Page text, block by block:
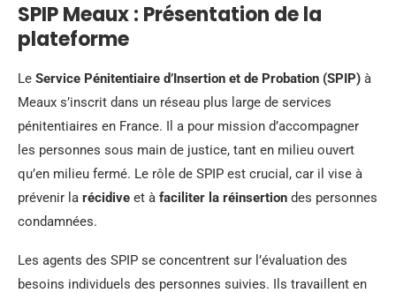
SPIP Meaux : Présentation de la
plateforme
Le Service Pénitentiaire d’Insertion et de Probation (SPIP) à
Meaux s’inscrit dans un réseau plus large de services
pénitentiaires en France. Il a pour mission d’accompagner
les personnes sous main de justice, tant en milieu ouvert
qu’en milieu fermé. Le rôle de SPIP est crucial, car il vise à
prévenir la récidive et à faciliter la réinsertion des personnes
condamnées.
Les agents des SPIP se concentrent sur l’évaluation des
besoins individuels des personnes suivies. Ils travaillent en